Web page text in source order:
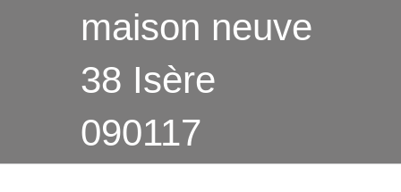
maison neuve
38 Isère
090117